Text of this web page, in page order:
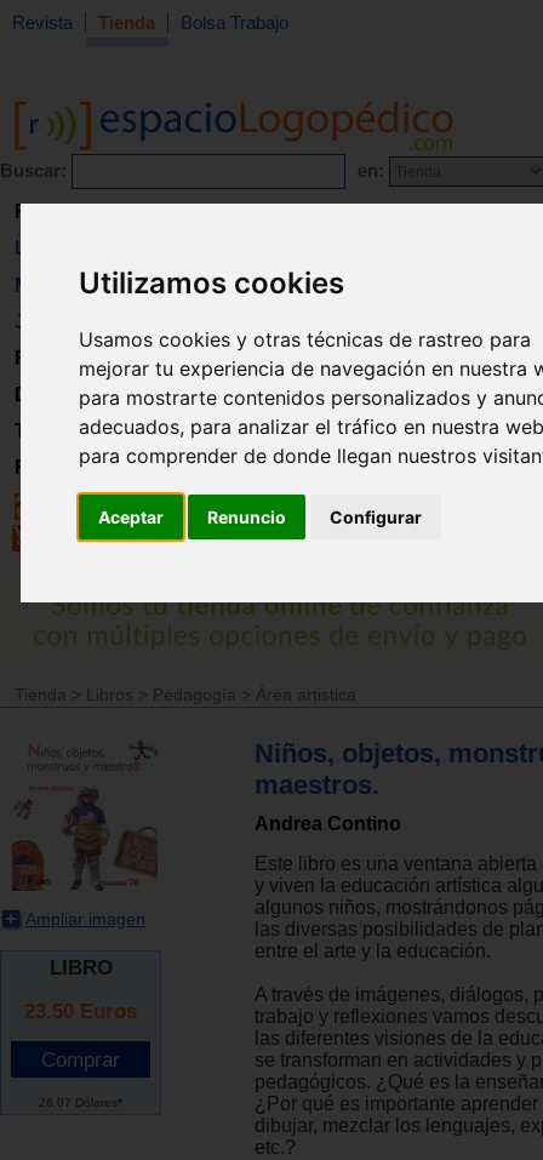
Utilizamos cookies
Usamos cookies y otras técnicas de rastreo para
mejorar tu experiencia de navegación en nuestra
para mostrarte contenidos personalizados y
adecuados, para analizar el tráfico en nuestra
para comprender de donde llegan nuestros
Aceptar Renuncio Configurar
Revista Tienda Bolsa Trabajo
Buscar: en:
Revista
Libros
Material
Juguetes
Formación
Directorio
Trabajo
Registro
Tienda > Libros > Pedagogía > Área artistica
Ampliar imagen
LIBRO
23.50 Euros
26.07 Dólares*
Niños, objetos,
maestros.
Andrea Contino
Este libro es una ventana
y viven la educación artística
algunos niños, mostrándonos
las diversas posibilidades de
entre el arte y la educación.
A través de imágenes, diálogos,
trabajo y reflexiones vamos
las diferentes visiones de la
se transforman en actividades y
pedagógicos. ¿Qué es la
¿Por qué es importante
dibujar, mezclar los lenguajes,
etc.?